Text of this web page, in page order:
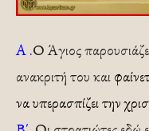
Α .Ο Άγιος
ανακριτή του και
να υπερασπίζει την